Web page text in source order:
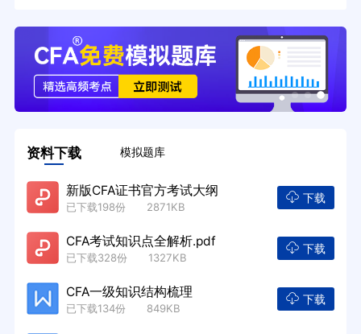
资料下载 模拟题库
新版CFA证书官方考试大纲
已下载198份 2871KB
下载
CFA考试知识点全解析.pdf
已下载328份 1327KB
下载
CFA一级知识结构梳理
已下载134份 849KB
下载